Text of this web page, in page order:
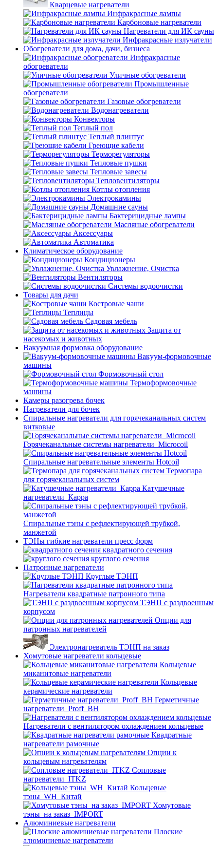
Кварцевые нагреватели
Инфракрасные лампы
Карбоновые нагреватели
Нагреватели для ИК сауны
Инфракрасные излучатели
Обогреватели для дома, дачи, бизнеса
Инфракрасные
обогреватели
Уличные обогреватели
Промышленные
обогреватели
Газовые обогреватели
Водонагреватели
Конвекторы
Теплый пол
Теплый плинтус
Греющие кабели
Терморегуляторы
Тепловые пушки
Тепловые завесы
Тепловентиляторы
Котлы отопления
Электрокамины
Домашние сауны
Бактерицидные лампы
Масляные обогреватели
Аксессуары
Автоматика
Климатическое оборудование
Кондиционеры
Увлажнение, Очистка
Вентиляторы
Системы водоочистки
Товары для дачи
Костровые чаши
Теплицы
Садовая мебель
Защита от
насекомых и животных
Вакуумная формовка оборудование
Вакуум-формовочные
машины
Формовочный стол
Термоформовочные
машины
Камеры разогрева бочек
Нагреватели для бочек
Спиральные нагреватели для горячеканальных систем
витковые
Горячеканальные системы нагреватели_Microcoil
Спиральные нагревательные элементы Hotcoil
Термопара
для горячеканальных систем
Катушечные
нагреватели_Карра
Спиральные тэны с рефлектирующей трубкой,
манжетой
ТЭНы гибкие нагреватели пресс форм
квадратного сечения
круглого сечения
Патронные нагреватели
Круглые ТЭНП
Нагреватели квадратные патронного типа
ТЭНП с раздвоенным
корпусом
Опции для
патронных нагревателей
Электронагреватель ТЭНП на заказ
Хомутовые нагреватели кольцевые
Кольцевые
миканитовые нагреватели
Кольцевые
керамические нагреватели
Герметичные
нагреватели_Proff_BH
Нагреватели с вентилятором охлаждением кольцевые
Квадратные
нагреватели рамочные
Опции к
кольцевым нагревателям
Cопловые
нагреватели_ITKZ
Кольцевые
тэны_WH_Китай
Хомутовые
тэны_на заказ_IMPORT
Алюминиевые нагреватели
Плоские
алюминиевые нагреватели